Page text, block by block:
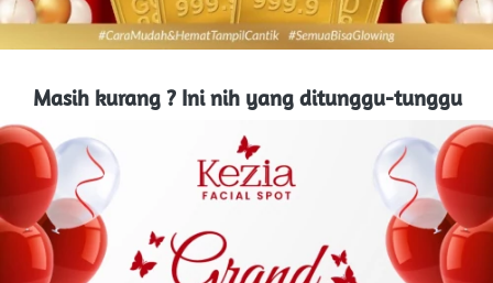
Masih kurang ? Ini nih yang ditunggu-tunggu